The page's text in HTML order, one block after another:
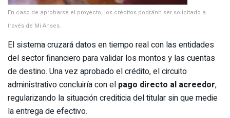
En caso de aprobarse el proyecto, los créditos podránn ser solicitado a
través de Mi Anses.
El sistema cruzará datos en tiempo real con las entidades
del sector financiero para validar los montos y las cuentas
de destino. Una vez aprobado el crédito, el circuito
administrativo concluiría con el pago directo al acreedor,
regularizando la situación crediticia del titular sin que medie
la entrega de efectivo.